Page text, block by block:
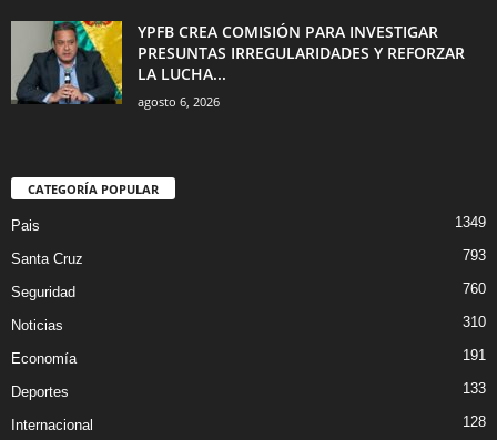
YPFB CREA COMISIÓN PARA INVESTIGAR
PRESUNTAS IRREGULARIDADES Y REFORZAR
LA LUCHA...
agosto 6, 2026
CATEGORÍA POPULAR
Pais 1349
Santa Cruz 793
Seguridad 760
Noticias 310
Economía 191
Deportes 133
Internacional 128